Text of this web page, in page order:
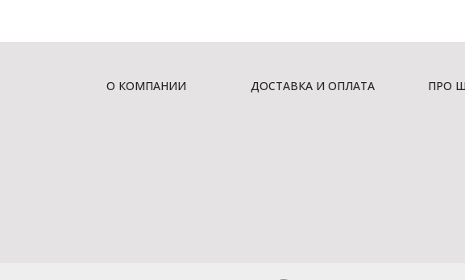
О КОМПАНИИ ДОСТАВКА И ОПЛАТА ПРО